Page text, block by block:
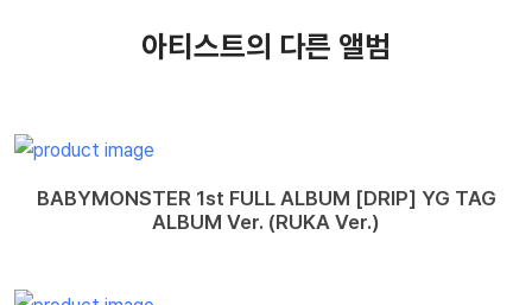
아티스트의 다른 앨범
BABYMONSTER 1st FULL ALBUM [DRIP] YG TAG
ALBUM Ver. (RUKA Ver.)